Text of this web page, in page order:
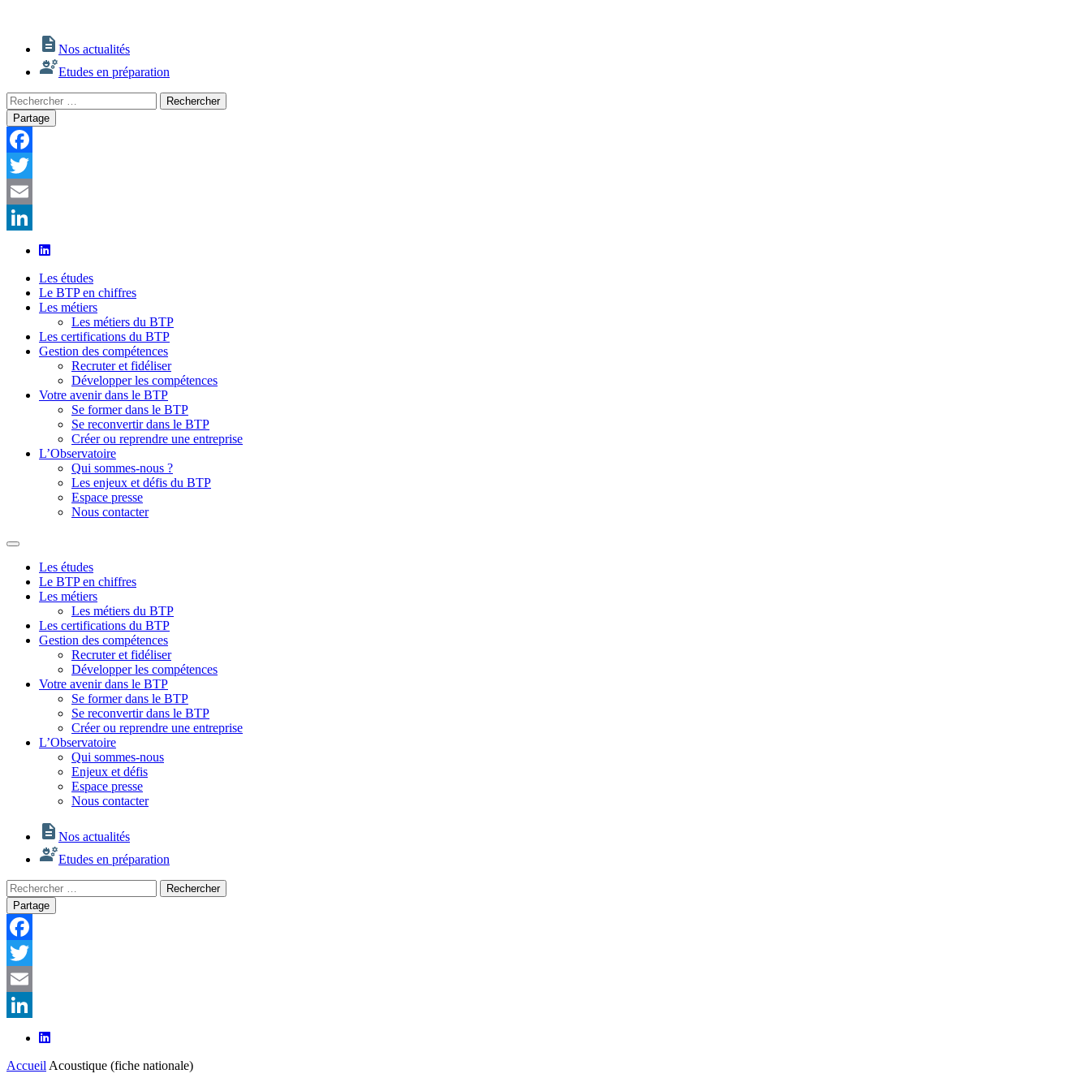
Nos actualités
Etudes en préparation
Rechercher
:
Rechercher
Partage
Facebook
Twitter
Email
LinkedIn
Les études
Le BTP en chiffres
Les métiers
Les métiers du BTP
Les certifications du BTP
Gestion des compétences
Recruter et fidéliser
Développer les compétences
Votre avenir dans le BTP
Se former dans le BTP
Se reconvertir dans le BTP
Créer ou reprendre une entreprise
L’Observatoire
Qui sommes-nous ?
Les enjeux et défis du BTP
Espace presse
Nous contacter
Les études
Le BTP en chiffres
Les métiers
Les métiers du BTP
Les certifications du BTP
Gestion des compétences
Recruter et fidéliser
Développer les compétences
Votre avenir dans le BTP
Se former dans le BTP
Se reconvertir dans le BTP
Créer ou reprendre une entreprise
L’Observatoire
Qui sommes-nous
Enjeux et défis
Espace presse
Nous contacter
Nos actualités
Etudes en préparation
Rechercher
:
Rechercher
Partage
Facebook
Twitter
Email
LinkedIn
Accueil Acoustique (fiche nationale)